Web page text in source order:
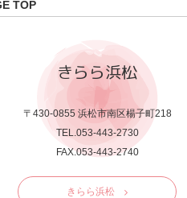
TOP
きらら浜松
〒430-0855 浜松市南区楊子町218
TEL.053-443-2730
FAX.053-443-2740
きらら浜松